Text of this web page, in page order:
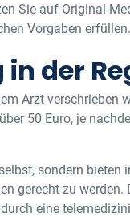
Sie auf Original-
Vorgaben erfüllen.
der
Arzt verschrieben
50 Euro, je
sondern bieten
gerecht zu
eine